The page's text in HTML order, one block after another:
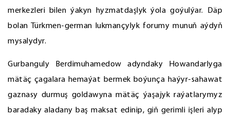
merkezleri bilen ýakyn hyzmatdaşlyk ýola goýulýar. Däp
bolan Türkmen-german lukmançylyk forumy munuň aýdyň
mysalydyr.
Gurbanguly Berdimuhamedow adyndaky Howandarlyga
mätäç çagalara hemaýat bermek boýunça haýyr-sahawat
gaznasy durmuş goldawyna mätäç ýaşajyk raýatlarymyz
baradaky aladany baş maksat edinip, giň gerimli işleri alyp